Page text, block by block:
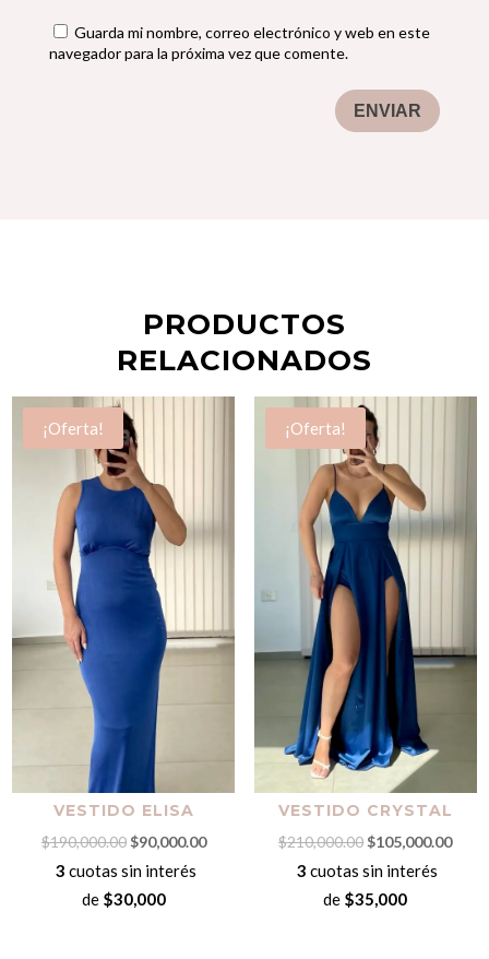
Guarda mi nombre, correo electrónico y web en este
navegador para la próxima vez que comente.
ENVIAR
PRODUCTOS
RELACIONADOS
¡Oferta!
VESTIDO ELISA
$190,000.00 El
precio
original
$90,000.00El
3 cuotas sin interés
de $30,000
¡Oferta!
VESTIDO CRYSTAL
$210,000.00 El
precio
original
$105,000.00El
3 cuotas sin interés
de $35,000